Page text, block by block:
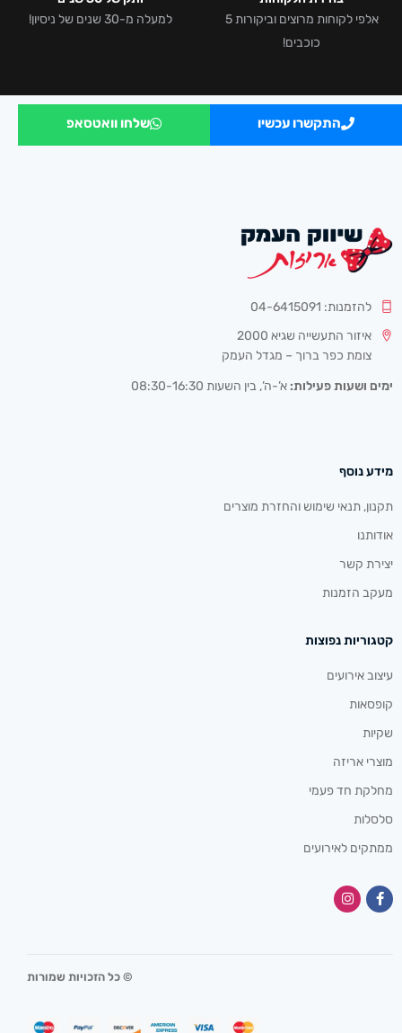
אלפי לקוחות מרוצים וביקורות 5
כוכבים!
למעלה מ-30 שנים של ניסיון!
התקשרו עכשיו שלחו וואטסאפ
להזמנות: 04-6415091
איזור התעשייה שגיא 2000
צומת כפר ברוך – מגדל העמק
ימים ושעות פעילות: א’-ה’, בין השעות 08:30-16:30
מידע נוסף
תקנון, תנאי שימוש והחזרת מוצרים
אודותנו
יצירת קשר
מעקב הזמנות
קטגוריות נפוצות
עיצוב אירועים
קופסאות
שקיות
מוצרי אריזה
מחלקת חד פעמי
סלסלות
ממתקים לאירועים
© כל הזכויות שמורות